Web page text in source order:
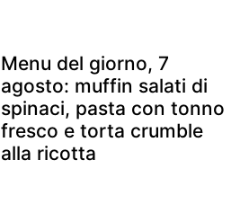
Menu del giorno, 7
agosto: muffin salati di
spinaci, pasta con tonno
fresco e torta crumble
alla ricotta